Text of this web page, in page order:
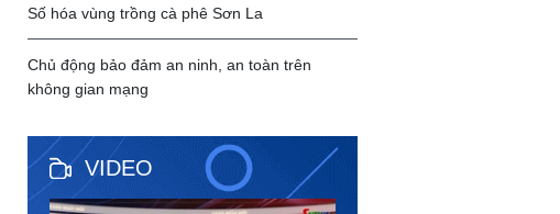
Số hóa vùng trồng cà phê Sơn La
Chủ động bảo đảm an ninh, an toàn trên
không gian mạng
VIDEO